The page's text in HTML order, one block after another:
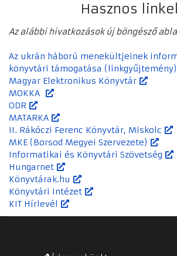
Hasznos
Az alábbi hivatkozások új böngésző
Az ukrán háború menekültjeinek
könyvtári támogatása (linkgyűjtemény)
Magyar Elektronikus Könyvtár
MOKKA
ODR
MATARKA
II. Rákóczi Ferenc Könyvtár, Miskolc
MKE (Borsod Megyei Szervezete)
Informatikai és Könyvtári Szövetség
Hungarnet
Könyvtárak.hu
Könyvtári Intézet
KIT Hírlevél